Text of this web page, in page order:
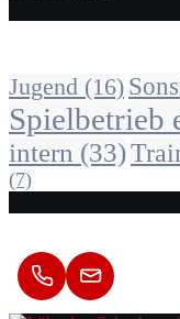
Jugend (16)
Spielbetrieb
intern (33)
(7)